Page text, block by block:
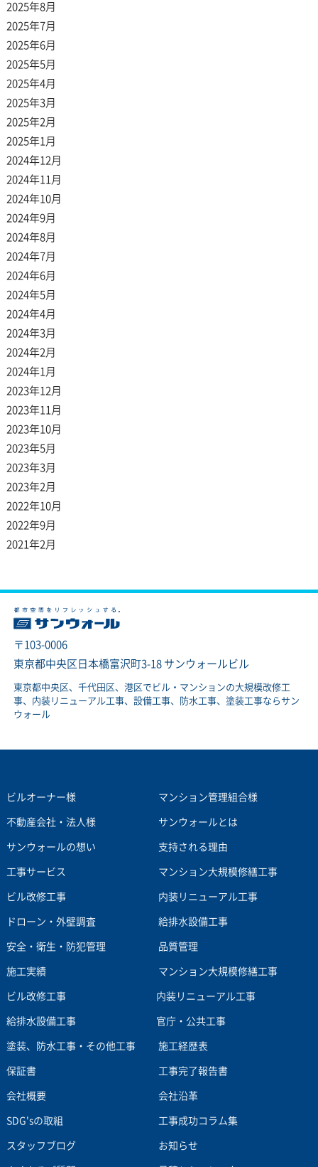
2025年8月
2025年7月
2025年6月
2025年5月
2025年4月
2025年3月
2025年2月
2025年1月
2024年12月
2024年11月
2024年10月
2024年9月
2024年8月
2024年7月
2024年6月
2024年5月
2024年4月
2024年3月
2024年2月
2024年1月
2023年12月
2023年11月
2023年10月
2023年5月
2023年3月
2023年2月
2022年10月
2022年9月
2021年2月
〒103-0006
東京都中央区日本橋富沢町3-18 サンウォールビル
東京都中央区、千代田区、港区でビル・マンションの大規模改修工
事、内装リニューアル工事、設備工事、防水工事、塗装工事ならサン
ウォール
ビルオーナー様 マンション管理組合様
不動産会社・法人様 サンウォールとは
サンウォールの想い 支持される理由
工事サービス マンション大規模修繕工事
ビル改修工事 内装リニューアル工事
ドローン・外壁調査 給排水設備工事
安全・衛生・防犯管理 品質管理
施工実績 マンション大規模修繕工事
ビル改修工事 内装リニューアル工事
給排水設備工事 官庁・公共工事
塗装、防水工事・その他工事 施工経歴表
保証書 工事完了報告書
会社概要 会社沿革
SDG'sの取組 工事成功コラム集
スタッフブログ お知らせ